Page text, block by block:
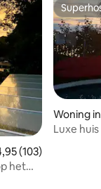
(103)
het
Woning
Luxe